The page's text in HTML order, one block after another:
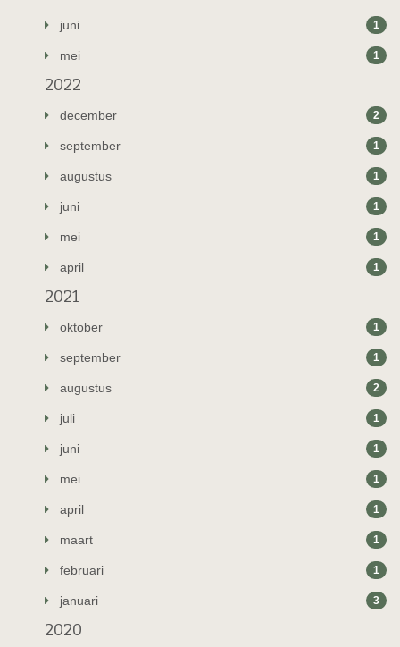
juni 1
mei 1
2022
december 2
september 1
augustus 1
juni 1
mei 1
april 1
2021
oktober 1
september 1
augustus 2
juli 1
juni 1
mei 1
april 1
maart 1
februari 1
januari 3
2020